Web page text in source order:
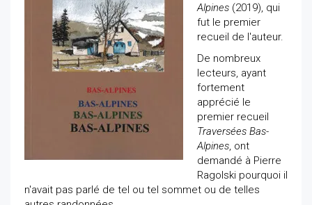
Alpines (2019), qui
fut le premier
recueil de l'auteur.
De nombreux
lecteurs, ayant
fortement
apprécié le
premier recueil
Traversées Bas-
Alpines, ont
demandé à Pierre
Ragolski pourquoi il
n'avait pas parlé de tel ou tel sommet ou de telles